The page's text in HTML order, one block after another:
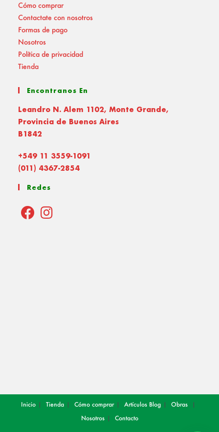
Cómo comprar
Contactate con nosotros
Formas de pago
Nosotros
Política de privacidad
Tienda
Encontranos En
Leandro N. Alem 1102, Monte Grande,
Provincia de Buenos Aires
B1842
+549 11 3559-1091
(011) 4367-2854
Redes
Inicio Tienda Cómo comprar Artículos Blog
Obras
Nosotros
Contacto